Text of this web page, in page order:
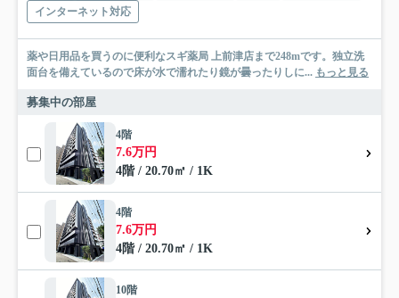
インターネット対応
薬や日用品を買うのに便利なスギ薬局 上前津店まで248mです。独立洗
面台を備えているので床が水で濡れたり鏡が曇ったりしに... もっと見る
募集中の部屋
4階
7.6万円
4階 / 20.70㎡ / 1K
4階
7.6万円
4階 / 20.70㎡ / 1K
10階